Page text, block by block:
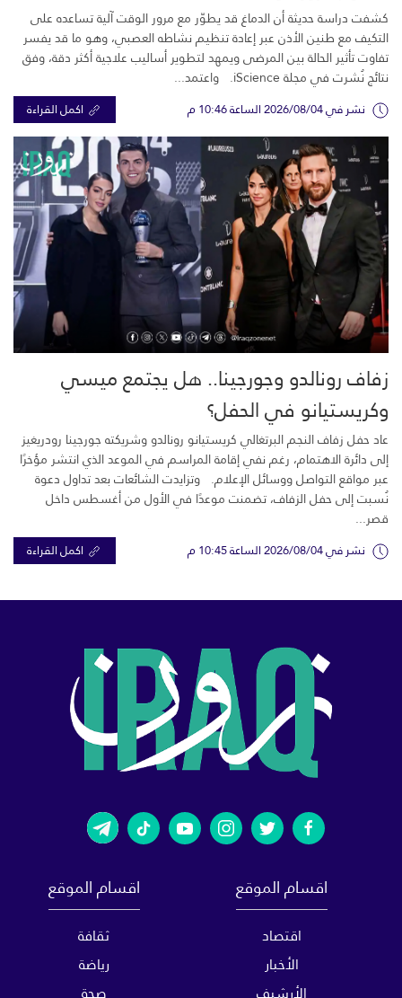
كشفت دراسة حديثة أن الدماغ قد يطوّر مع مرور الوقت آلية تساعده على
التكيف مع طنين الأذن عبر إعادة تنظيم نشاطه العصبي، وهو ما قد يفسر
تفاوت تأثير الحالة بين المرضى ويمهد لتطوير أساليب علاجية أكثر دقة، وفق
نتائج نُشرت في مجلة iScience. واعتمد...
نشر في 2026/08/04 الساعة 10:46 م اكمل القراءة
زفاف رونالدو وجورجينا.. هل يجتمع ميسي
وكريستيانو في الحفل؟
عاد حفل زفاف النجم البرتغالي كريستيانو رونالدو وشريكته جورجينا رودريغيز
إلى دائرة الاهتمام، رغم نفي إقامة المراسم في الموعد الذي انتشر مؤخرًا
عبر مواقع التواصل ووسائل الإعلام. وتزايدت الشائعات بعد تداول دعوة
نُسبت إلى حفل الزفاف، تضمنت موعدًا في الأول من أغسطس داخل
قصر...
نشر في 2026/08/04 الساعة 10:45 م اكمل القراءة
اقسام الموقع
اقتصاد
الأخبار
اقسام الموقع
ثقافة
رياضة